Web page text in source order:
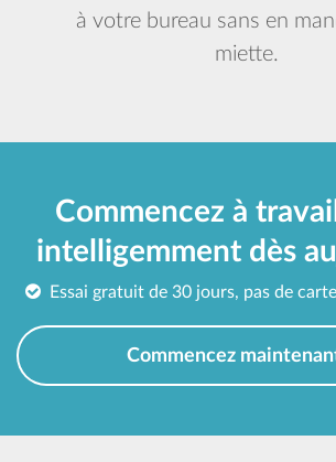
à votre bureau sans en
miette.
Commencez à
intelligemment dès
Essai gratuit de 30 jours, pas de
Commencez